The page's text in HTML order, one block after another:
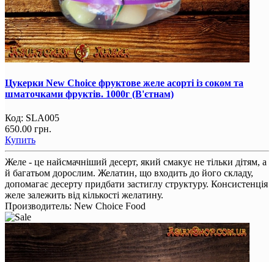
Цукерки New Choice фруктове желе асорті із соком та
шматочками фруктів. 1000г (В'єтнам)
Код: SLA005
650.00 грн.
Купить
Желе - це найсмачніший десерт, який смакує не тільки дітям, а
й багатьом дорослим. Желатин, що входить до його складу,
допомагає десерту придбати застиглу структуру. Консистенція
желе залежить від кількості желатину.
Производитель: New Choice Food